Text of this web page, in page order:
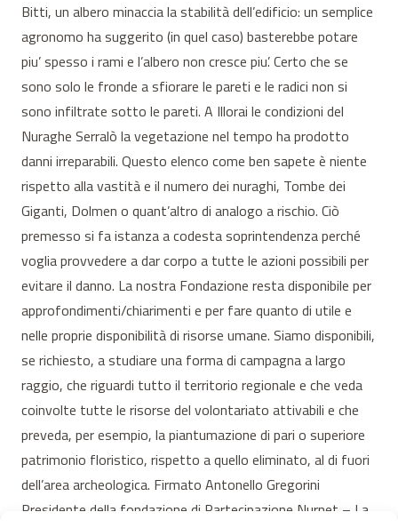
Bitti, un albero minaccia la stabilità dell’edificio: un semplice
agronomo ha suggerito (in quel caso) basterebbe potare
piu’ spesso i rami e l’albero non cresce piu’. Certo che se
sono solo le fronde a sfiorare le pareti e le radici non si
sono infiltrate sotto le pareti. A Illorai le condizioni del
Nuraghe Serralò la vegetazione nel tempo ha prodotto
danni irreparabili. Questo elenco come ben sapete è niente
rispetto alla vastità e il numero dei nuraghi, Tombe dei
Giganti, Dolmen o quant’altro di analogo a rischio. Ciò
premesso si fa istanza a codesta soprintendenza perché
voglia provvedere a dar corpo a tutte le azioni possibili per
evitare il danno. La nostra Fondazione resta disponibile per
approfondimenti/chiarimenti e per fare quanto di utile e
nelle proprie disponibilità di risorse umane. Siamo disponibili,
se richiesto, a studiare una forma di campagna a largo
raggio, che riguardi tutto il territorio regionale e che veda
coinvolte tutte le risorse del volontariato attivabili e che
preveda, per esempio, la piantumazione di pari o superiore
patrimonio floristico, rispetto a quello eliminato, al di fuori
dell’area archeologica. Firmato Antonello Gregorini
Presidente della fondazione di Partecipazione Nurnet – La